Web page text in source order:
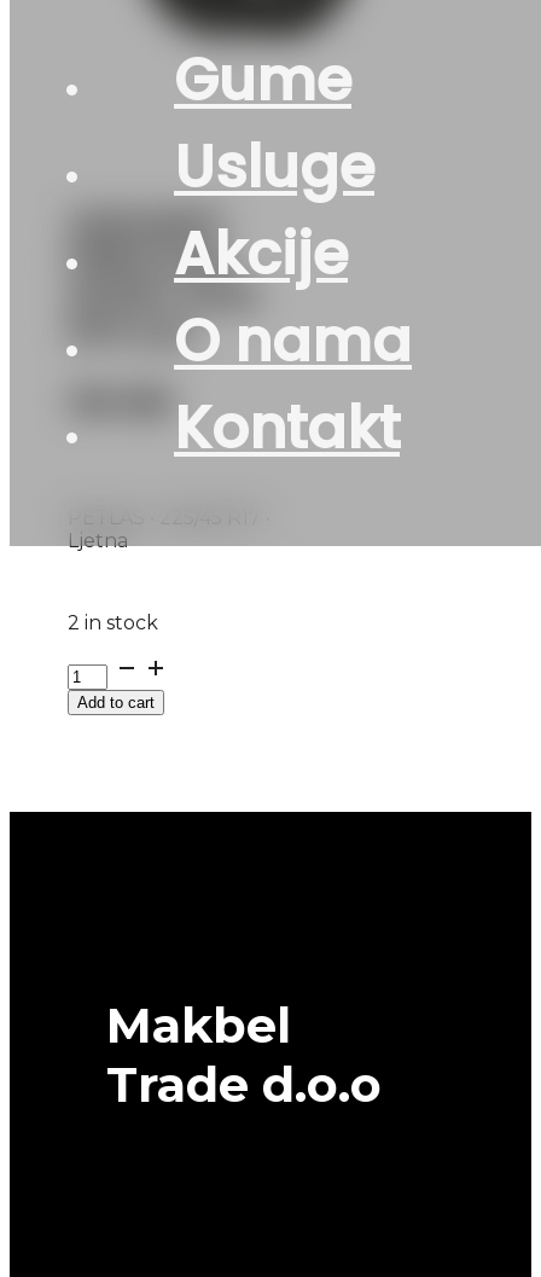
Gume
Usluge
Akcije
O nama
Kontakt
225/45R17
PRESTIGE-
PETLAS
Ljetna
2 in stock
225/45R17
PRESTIGE-
SPORT
Add to cart
Makbel
Trade d.o.o